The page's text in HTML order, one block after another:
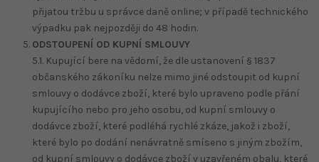
přijatou tržbu u správce daně online; v případě technického
výpadku pak nejpozději do 48 hodin.
ODSTOUPENÍ OD KUPNÍ SMLOUVY
5.1. Kupující bere na vědomí, že dle ustanovení § 1837
občanského zákoníku nelze mimo jiné odstoupit od kupní
smlouvy o dodávce zboží, které bylo upraveno podle přání
kupujícího nebo pro jeho osobu, od kupní smlouvy o
dodávce zboží, které podléhá rychlé zkáze, jakož i zboží,
které bylo po dodání nenávratně smíseno s jiným zbožím,
od kupní smlouvy o dodávce zboží v uzavřeném obalu, které